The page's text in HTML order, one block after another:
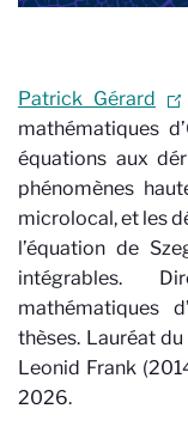
Patrick Gérard
mathématiques
équations aux
phénomènes
microlocal, et les
l’équation de
intégrables.
mathématiques
thèses. Lauréat
Leonid Frank
2026.